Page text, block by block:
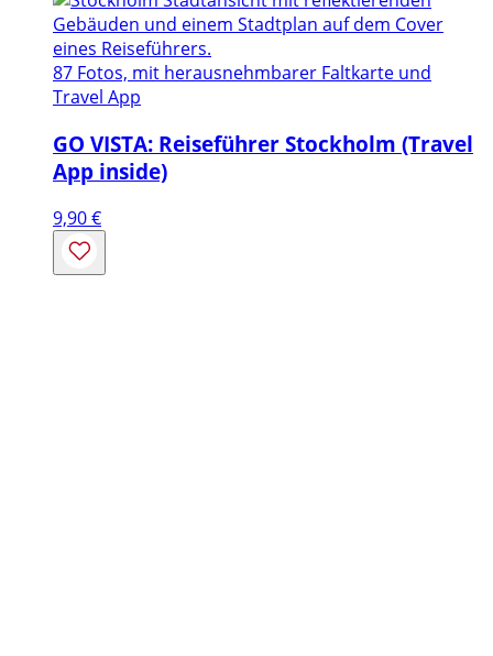
87 Fotos, mit herausnehmbarer Faltkarte und
Travel App
GO VISTA: Reiseführer Stockholm (Travel
App inside)
9,90€